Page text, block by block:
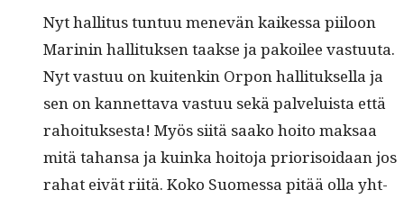
Nyt hal­li­tus tun­tuu menevän kaikessa piiloon
Marinin hal­li­tuk­sen taakse ja pakoilee vas­tu­u­ta.
Nyt vas­tuu on kuitenkin Orpon hal­li­tuk­sel­la ja
sen on kan­net­ta­va vas­tuu sekä palveluista että
rahoituk­ses­ta! Myös siitä saako hoito mak­saa
mitä tahansa ja kuin­ka hoito­ja pri­or­isoidaan jos
rahat eivät riitä. Koko Suomes­sa pitää olla yht­